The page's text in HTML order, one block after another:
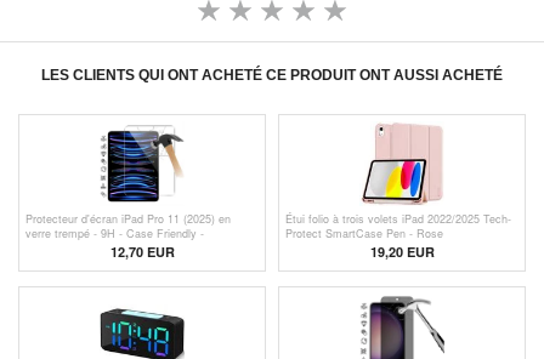
LES CLIENTS QUI ONT ACHETÉ CE PRODUIT ONT AUSSI ACHETÉ
Protecteur d'écran iPad Pro 11 (2025) en
verre trempé - 9H - Case Friendly -
12,70EUR
Étui folio à trois volets iPad 2022/2025 Tech-
Protect SmartCase Pen - Rose
19,20 EUR